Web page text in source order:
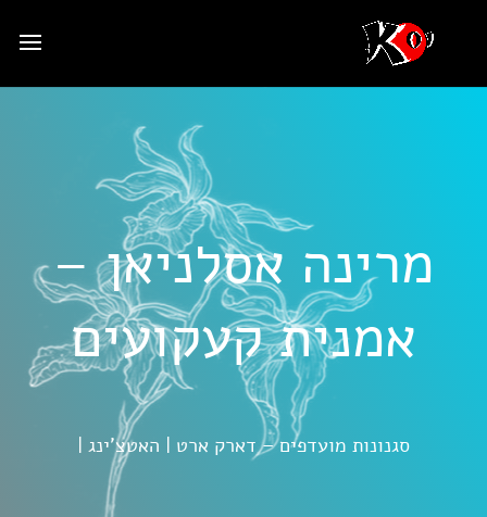
מרינה אסלניאן –
אמנית קעקועים
סגנונות מועדפים – דארק ארט | האטצ'ינג |